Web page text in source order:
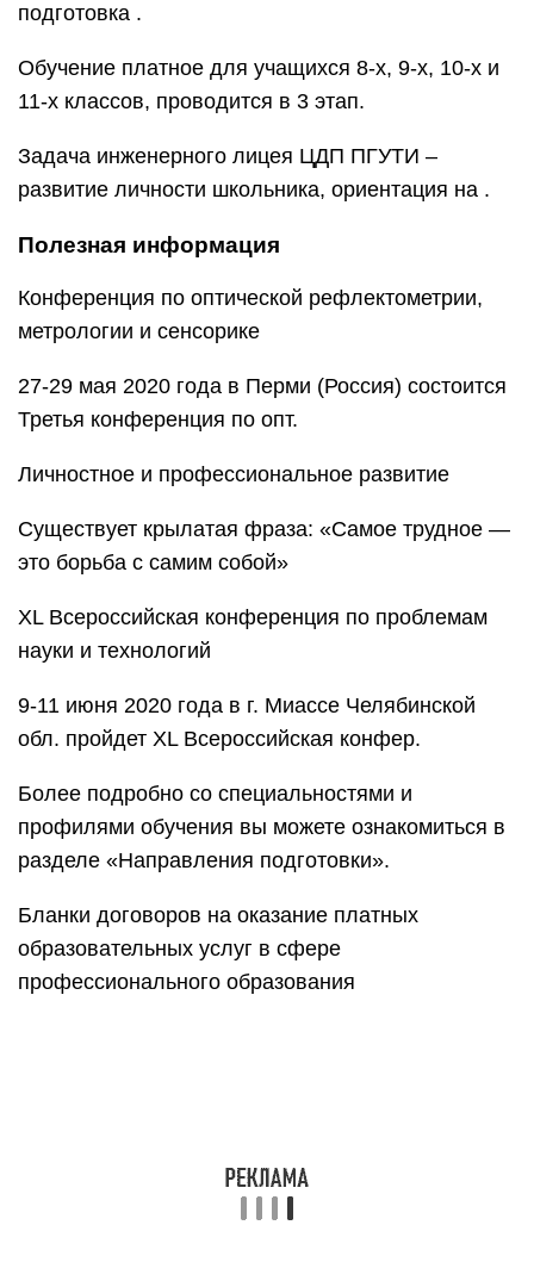
подготовка .
Обучение платное для учащихся 8-х, 9-х, 10-х и
11-х классов, проводится в 3 этап.
Задача инженерного лицея ЦДП ПГУТИ –
развитие личности школьника, ориентация на .
Полезная информация
Конференция по оптической рефлектометрии,
метрологии и сенсорике
27-29 мая 2020 года в Перми (Россия) состоится
Третья конференция по опт.
Личностное и профессиональное развитие
Существует крылатая фраза: «Самое трудное —
это борьба с самим собой»
XL Всероссийская конференция по проблемам
науки и технологий
9-11 июня 2020 года в г. Миассе Челябинской
обл. пройдет XL Всероссийская конфер.
Более подробно со специальностями и
профилями обучения вы можете ознакомиться в
разделе «Направления подготовки».
Бланки договоров на оказание платных
образовательных услуг в сфере
профессионального образования